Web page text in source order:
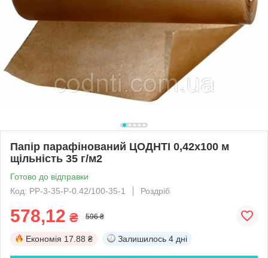
Папір парафінований ЦОДНТІ 0,42x100 м
щільність 35 г/м2
Готово до відправки
Код: PP-3-35-Р-0.42/100-35-1
Роздріб
578,12 ₴ 596 ₴
Економія 17.88 ₴ Залишилось 4 дні